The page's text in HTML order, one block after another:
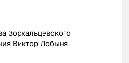
Зоркальцевского
Виктор Лобыня